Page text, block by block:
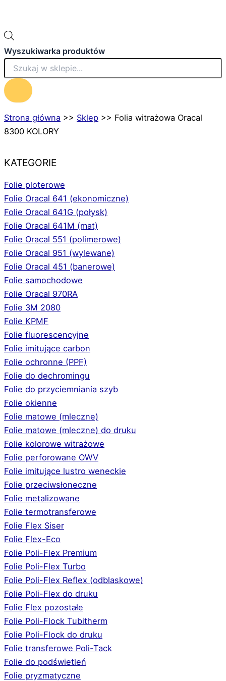
Wyszukiwarka produktów
Strona główna >> Sklep >> Folia witrażowa Oracal
8300 KOLORY
KATEGORIE
Folie ploterowe
Folie Oracal 641 (ekonomiczne)
Folie Oracal 641G (połysk)
Folie Oracal 641M (mat)
Folie Oracal 551 (polimerowe)
Folie Oracal 951 (wylewane)
Folie Oracal 451 (banerowe)
Folie samochodowe
Folie Oracal 970RA
Folie 3M 2080
Folie KPMF
Folie fluorescencyjne
Folie imitujące carbon
Folie ochronne (PPF)
Folie do dechromingu
Folie do przyciemniania szyb
Folie okienne
Folie matowe (mleczne)
Folie matowe (mleczne) do druku
Folie kolorowe witrażowe
Folie perforowane OWV
Folie imitujące lustro weneckie
Folie przeciwsłoneczne
Folie metalizowane
Folie termotransferowe
Folie Flex Siser
Folie Flex-Eco
Folie Poli-Flex Premium
Folie Poli-Flex Turbo
Folie Poli-Flex Reflex (odblaskowe)
Folie Poli-Flex do druku
Folie Flex pozostałe
Folie Poli-Flock Tubitherm
Folie Poli-Flock do druku
Folie transferowe Poli-Tack
Folie do podświetleń
Folie pryzmatyczne